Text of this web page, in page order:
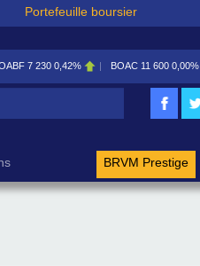
Portefeuille boursier
7 230 0,42% BOAC 11 600 0,00%
BRVM Prestige